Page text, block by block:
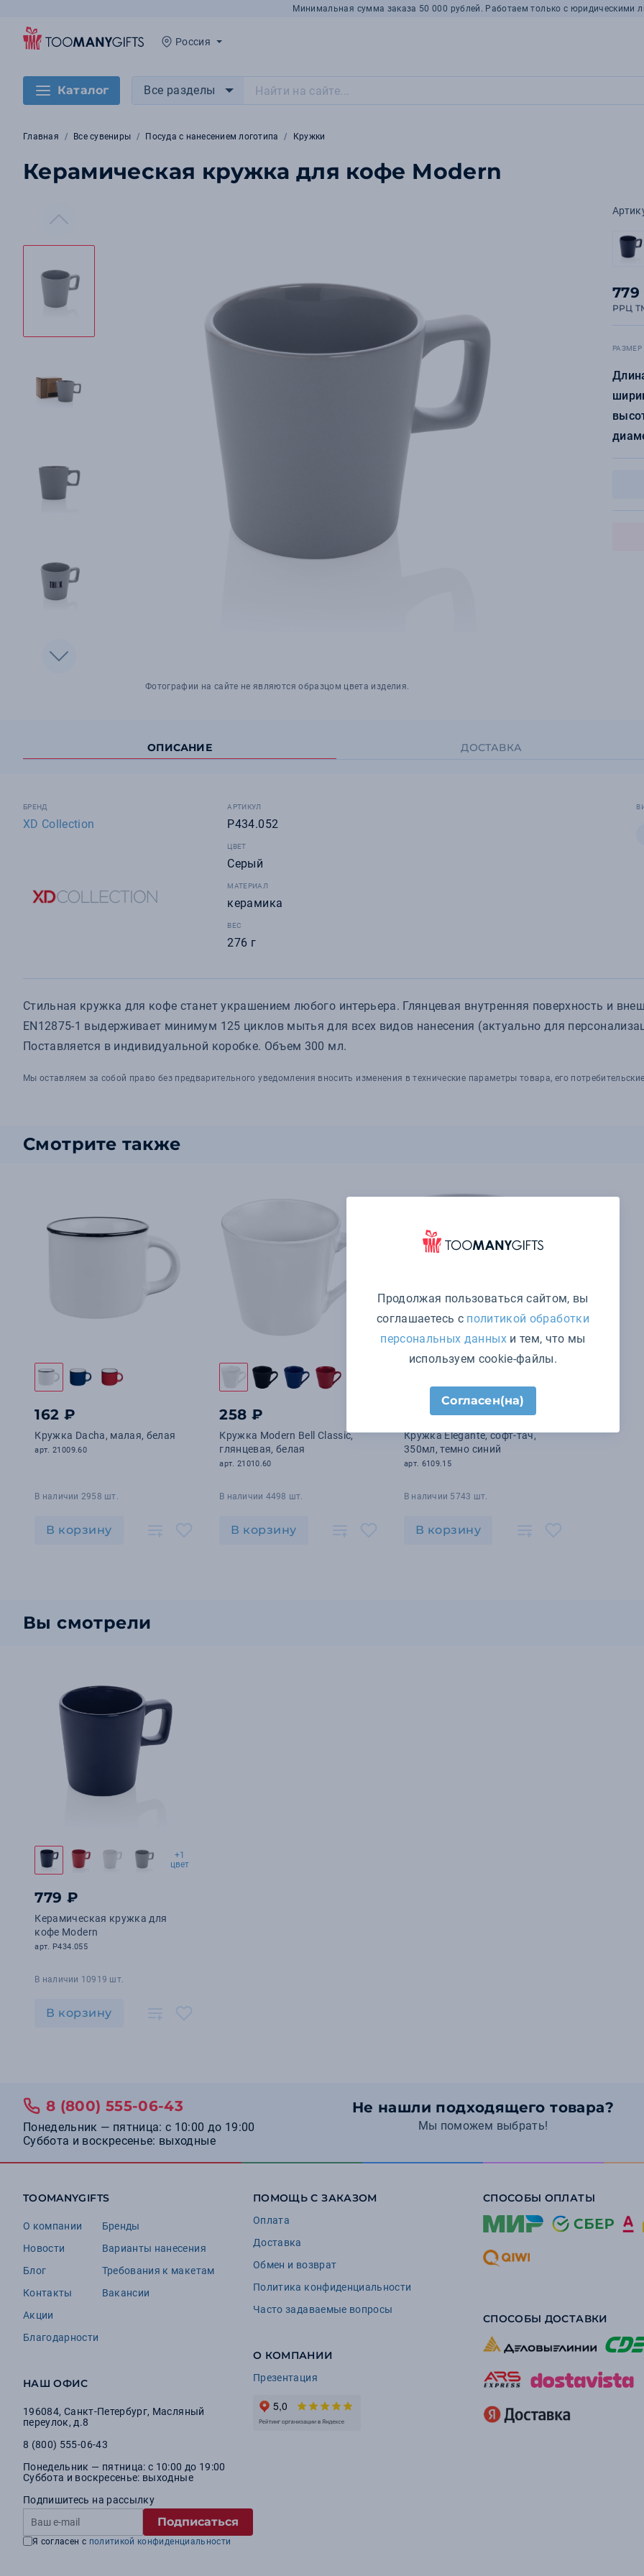
Минимальная сумма заказа 50 000 рублей. Работаем только с юридическими
Россия
Каталог Все разделы
Главная Все сувениры Посуда с нанесением логотипа Кружки
Керамическая кружка для кофе Modern
Фотографии на сайте не являются образцом цвета изделия.
РРЦ
РАЗМЕР
ОПИСАНИЕ ДОСТАВКА
БРЕНД
XD Collection
АРТИКУЛ
P434.052
ЦВЕТ
Серый
МАТЕРИАЛ
керамика
ВЕС
276 г
Стильная кружка для кофе станет украшением любого интерьера. Глянцевая внутренняя поверхность и
EN12875-1 выдерживает минимум 125 циклов мытья для всех видов нанесения (актуально для
Поставляется в индивидуальной коробке. Объем 300 мл.
Мы оставляем за собой право без предварительного уведомления вносить изменения в технические параметры товара, его
Смотрите также
162 ₽
Кружка Dacha, малая, белая
арт. 21009.60
В наличии 2958 шт.
В корзину
258 ₽
Кружка Modern Bell Classic,
глянцевая, белая
арт. 21010.60
В наличии 4498 шт.
В корзину
289 ₽
Кружка Elegante, софт-тач,
350мл, темно синий
арт. 6109.15
В наличии 5743 шт.
В корзину
Вы смотрели
+1
цвет
779 ₽
Керамическая кружка для
кофе Modern
арт. P434.055
В наличии 10919 шт.
В корзину
Не нашли подходящего товара?
Мы поможем выбрать!
8 (800) 555-06-43
Понедельник — пятница: с 10:00 до 19:00
Суббота и воскресенье: выходные
TOOMANYGIFTS
О компании
Новости
Блог
Контакты
Акции
Благодарности
Бренды
Варианты нанесения
Требования к макетам
Вакансии
НАШ ОФИС
196084, Санкт-Петербург, Масляный
переулок, д.8
8 (800) 555-06-43
Понедельник — пятница: с 10:00 до 19:00
Суббота и воскресенье: выходные
Подпишитесь на рассылку
Подписаться
Я согласен с политикой конфиденциальности
ПОМОЩЬ С ЗАКАЗОМ
Оплата
Доставка
Обмен и возврат
Политика конфиденциальности
Часто задаваемые вопросы
О КОМПАНИИ
Презентация
СПОСОБЫ ОПЛАТЫ
СПОСОБЫ ДОСТАВКИ
Продолжая пользоваться сайтом, вы
соглашаетесь с политикой обработки
персональных данныхи тем, что мы
используем cookie-файлы.
Согласен(на)